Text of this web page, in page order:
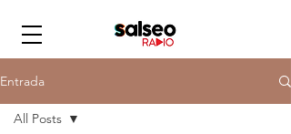
Entrada
All Posts